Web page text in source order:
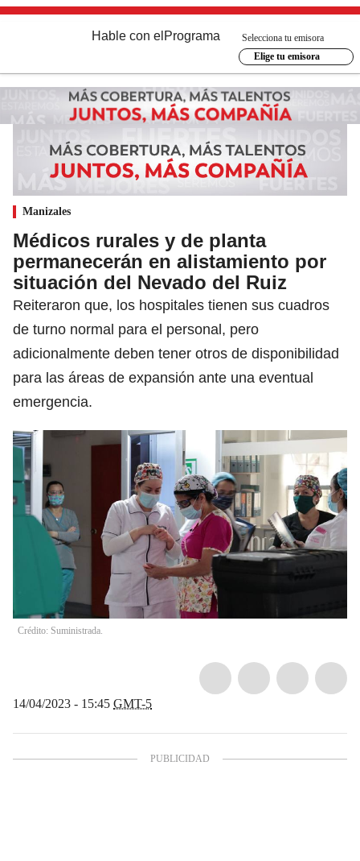
Hable con el Programa
Selecciona tu emisora
Elige tu emisora
Manizales
Médicos rurales y de planta
permanecerán en alistamiento por
situación del Nevado del Ruiz
Reiteraron que, los hospitales tienen sus cuadros
de turno normal para el personal, pero
adicionalmente deben tener otros de disponibilidad
para las áreas de expansión ante una eventual
emergencia.
Crédito: Suministrada.
14/04/2023 - 15:45 GMT-5